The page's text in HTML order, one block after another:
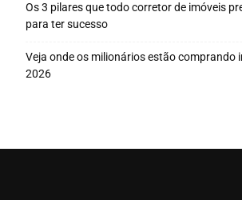
Os 3 pilares que todo corretor de imóveis
para ter sucesso
Veja onde os milionários estão comprando
2026